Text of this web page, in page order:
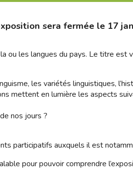
sera fermée le 17
ou les langues du pays. Le titre
les variétés linguistiques,
mettent en lumière les aspects
nos jours ?
participatifs auxquels il est
pour pouvoir comprendre